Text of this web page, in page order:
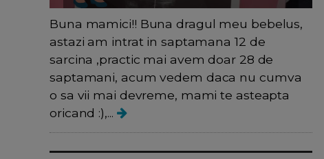
Buna mamici!! Buna dragul meu bebelus,
astazi am intrat in saptamana 12 de
sarcina ,practic mai avem doar 28 de
saptamani, acum vedem daca nu cumva
o sa vii mai devreme, mami te asteapta
oricand :),...